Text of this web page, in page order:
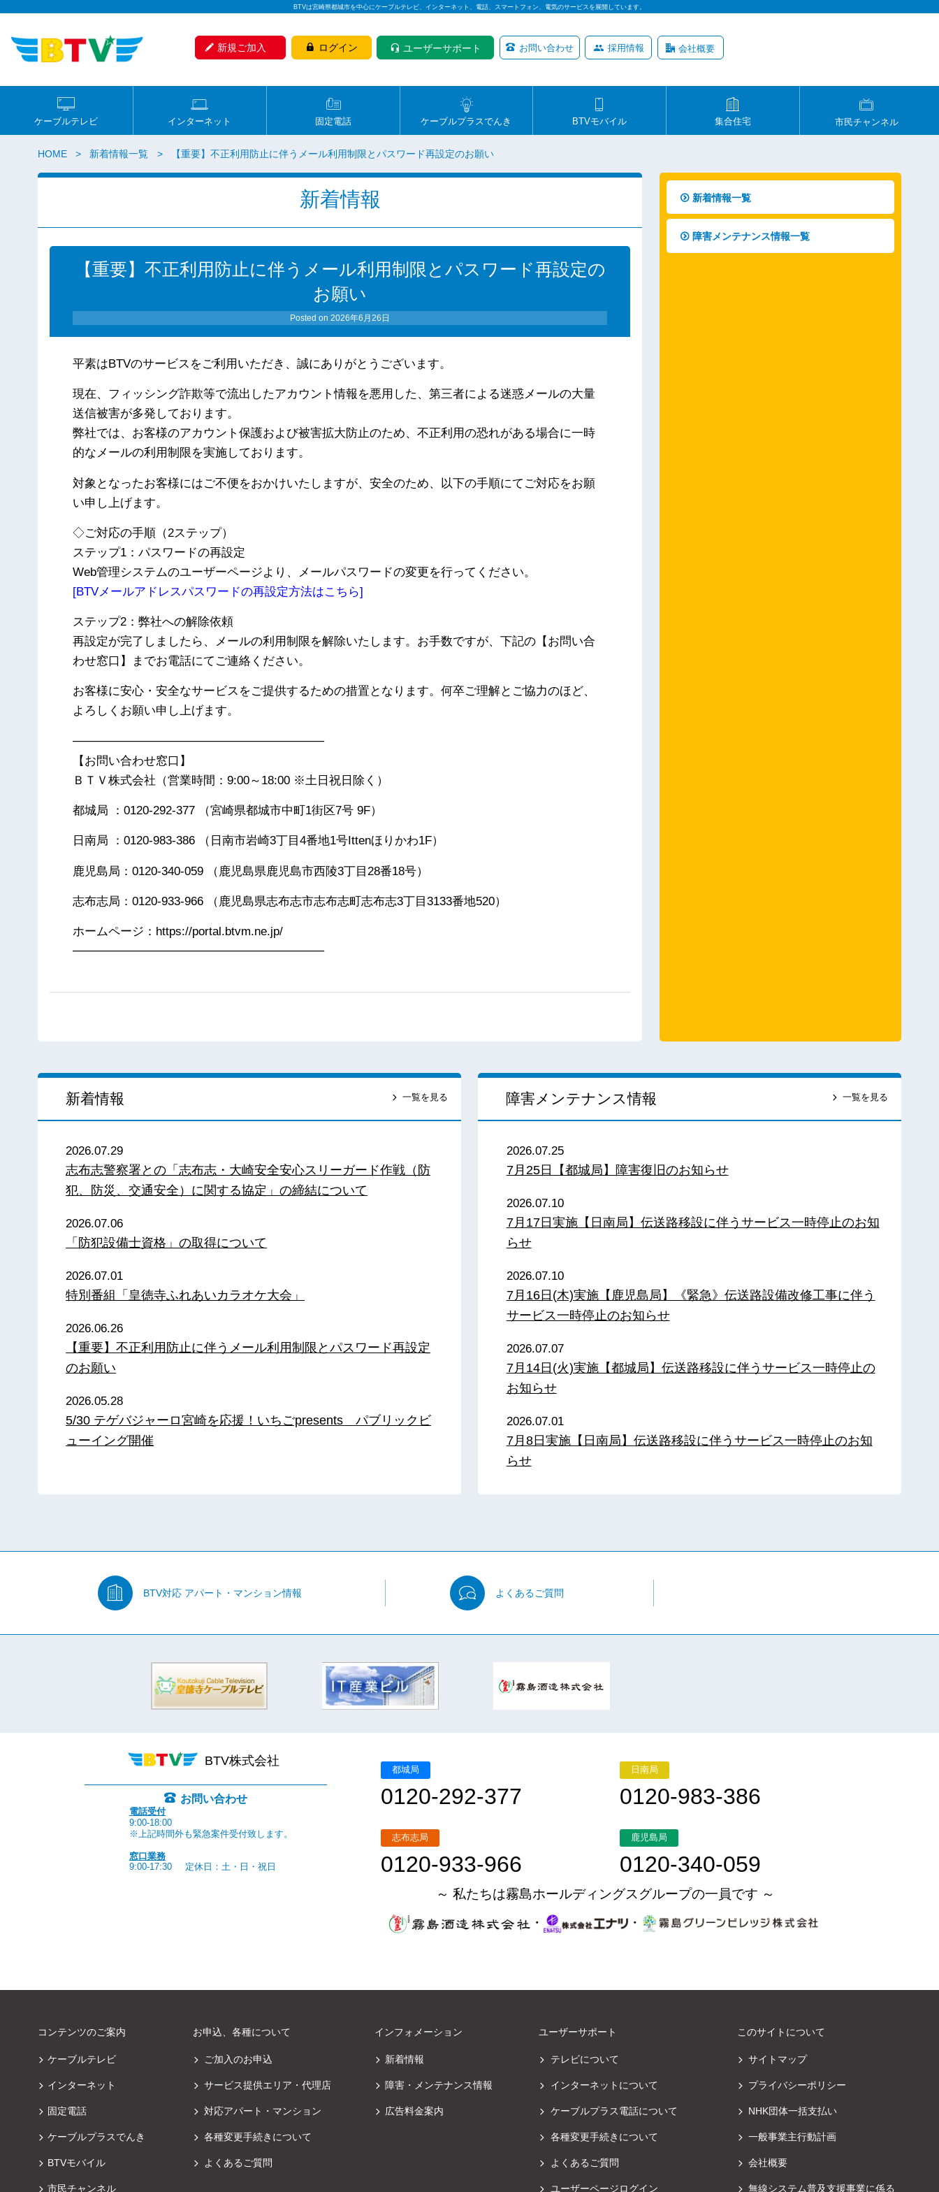
BTVは宮崎県都城市を中心にケーブルテレビ、インターネット、電話、スマートフォン、電気のサービスを展開しています。
新規ご加入 ログイン ユーザーサポート お問い合わせ 採用情報 会社概要
ケーブルテレビ インターネット 固定電話 ケーブルプラスでんき BTVモバイル 集合住宅 市民チャンネル
HOME 新着情報一覧 【重要】不正利用防止に伴うメール利用制限とパスワード再設定のお願い
新着情報
【重要】不正利用防止に伴うメール利用制限とパスワード再設定の
お願い
Posted on2026年6月26日
平素はBTVのサービスをご利用いただき、誠にありがとうございます。
現在、フィッシング詐欺等で流出したアカウント情報を悪用した、第三者による迷惑メールの大量
送信被害が多発しております。
弊社では、お客様のアカウント保護および被害拡大防止のため、不正利用の恐れがある場合に一時
的なメールの利用制限を実施しております。
対象となったお客様にはご不便をおかけいたしますが、安全のため、以下の手順にてご対応をお願
い申し上げます。
◇ご対応の手順（2ステップ）
ステップ1：パスワードの再設定
Web管理システムのユーザーページより、メールパスワードの変更を行ってください。
[BTVメールアドレスパスワードの再設定方法はこちら]
ステップ2：弊社への解除依頼
再設定が完了しましたら、メールの利用制限を解除いたします。お手数ですが、下記の【お問い合
わせ窓口】までお電話にてご連絡ください。
お客様に安心・安全なサービスをご提供するための措置となります。何卒ご理解とご協力のほど、
よろしくお願い申し上げます。
──────────────────────────────
【お問い合わせ窓口】
ＢＴＶ株式会社（営業時間：9:00～18:00 ※土日祝日除く）
都城局 ：0120-292-377 （宮崎県都城市中町1街区7号 9F）
日南局 ：0120-983-386 （日南市岩崎3丁目4番地1号Ittenほりかわ1F）
鹿児島局：0120-340-059 （鹿児島県鹿児島市西陵3丁目28番18号）
志布志局：0120-933-966 （鹿児島県志布志市志布志町志布志3丁目3133番地520）
ホームページ：https://portal.btvm.ne.jp/
──────────────────────────────
新着情報一覧
障害メンテナンス情報一覧
新着情報 一覧を見る
2026.07.29
志布志警察署との「志布志・大崎安全安心スリーガード作戦（防
犯、防災、交通安全）に関する協定」の締結について
2026.07.06
「防犯設備士資格」の取得について
2026.07.01
特別番組「皇徳寺ふれあいカラオケ大会」
2026.06.26
【重要】不正利用防止に伴うメール利用制限とパスワード再設定
のお願い
2026.05.28
5/30 テゲバジャーロ宮崎を応援！いちごpresents パブリックビ
ューイング開催
障害メンテナンス情報 一覧を見る
2026.07.25
7月25日【都城局】障害復旧のお知らせ
2026.07.10
7月17日実施【日南局】伝送路移設に伴うサービス一時停止のお知
らせ
2026.07.10
7月16日(木)実施【鹿児島局】《緊急》伝送路設備改修工事に伴う
サービス一時停止のお知らせ
2026.07.07
7月14日(火)実施【都城局】伝送路移設に伴うサービス一時停止の
お知らせ
2026.07.01
7月8日実施【日南局】伝送路移設に伴うサービス一時停止のお知
らせ
BTV対応 アパート・マンション情報 よくあるご質問
BTV株式会社
お問い合わせ
電話受付
9:00-18:00
※上記時間外も緊急案件受付致します。
窓口業務
9:00-17:30
定休日：土・日・祝日
都城局
0120-292-377
日南局
0120-983-386
志布志局
0120-933-966
鹿児島局
0120-340-059
～ 私たちは霧島ホールディングスグループの一員です ～
・
・
コンテンツのご案内
ケーブルテレビ
インターネット
固定電話
ケーブルプラスでんき
BTVモバイル
市民チャンネル
お申込、各種について
ご加入のお申込
サービス提供エリア・代理店
対応アパート・マンション
各種変更手続きについて
よくあるご質問
インフォメーション
新着情報
障害・メンテナンス情報
広告料金案内
ユーザーサポート
テレビについて
インターネットについて
ケーブルプラス電話について
各種変更手続きについて
よくあるご質問
ユーザーページログイン
このサイトについて
サイトマップ
プライバシーポリシー
NHK団体一括支払い
一般事業主行動計画
会社概要
無線システム普及支援事業に係る